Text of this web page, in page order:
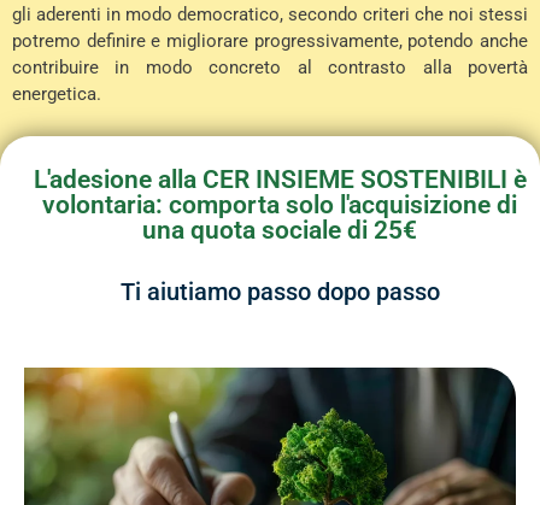
gli aderenti in modo democratico, secondo criteri che noi stessi
potremo definire e migliorare progressivamente, potendo anche
contribuire in modo concreto al contrasto alla povertà
energetica.
L'adesione alla CER INSIEME SOSTENIBILI è
volontaria: comporta solo l'acquisizione di
una quota sociale di 25€
Ti aiutiamo passo dopo passo